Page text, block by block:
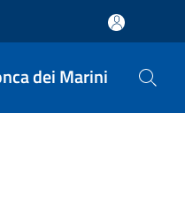
dei Marini